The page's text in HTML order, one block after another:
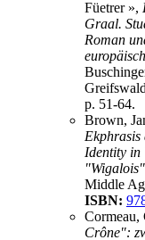
Füetrer »,
Graal.
Roman
p. 51-64.
Brown,
Identity in
"Wigalois"
Middle
ISBN:
Cormeau,
Crône":